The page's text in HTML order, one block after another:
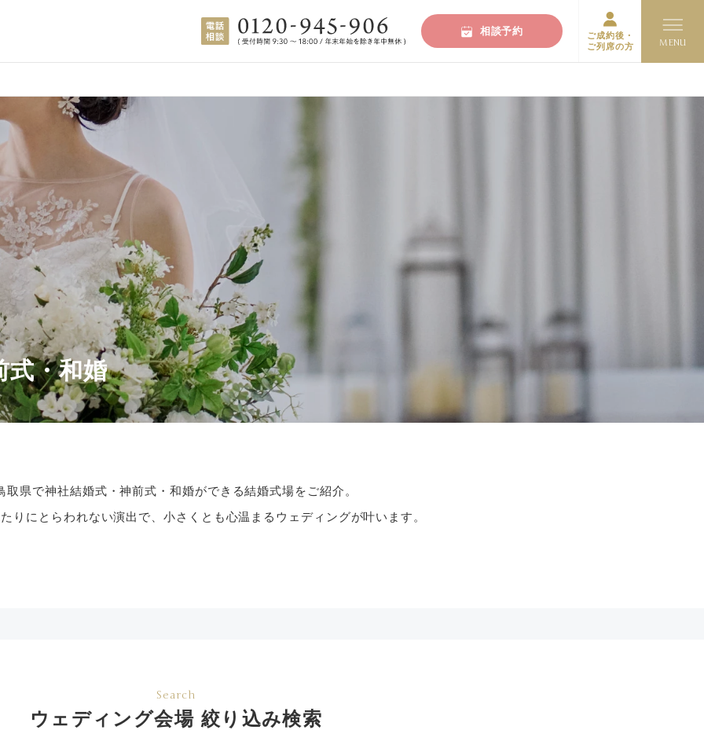
相談予約
ご成約後・
ご列席の方
式・和婚
取県で神社結婚式・神前式・和婚ができる結婚式場をご紹介。
りにとらわれない演出で、小さくとも心温まるウェディングが叶います。
Search
ウェディング会場 絞り込み検索